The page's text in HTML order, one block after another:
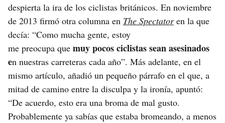
despierta la ira de los ciclistas británicos. En noviembre
de 2013 firmó otra columna en The Spectatoren la que
decía: “Como mucha gente, estoy
me preocupa que muy pocos ciclistas sean asesinados
en nuestras carreteras cada año”. Más adelante, en el
mismo artículo, añadió un pequeño párrafo en el que, a
mitad de camino entre la disculpa y la ironía, apuntó:
“De acuerdo, esto era una broma de mal gusto.
Probablemente ya sabías que estaba bromeando, a menos